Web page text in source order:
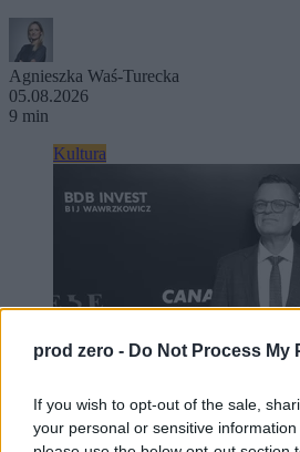
prod zero - Do Not Process My
If you wish to opt-out of the sale,
your personal or sensitive
Agnieszka Waś-Turecka
05.08.2026
9 min
Kultura